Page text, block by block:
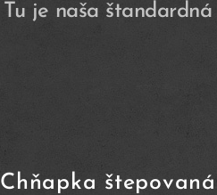
Tu je naša
Chňapka štepovaná